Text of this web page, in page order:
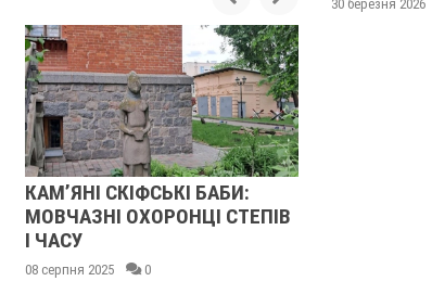
БАБИ:
СТЕПІВ
ЮРІЙ КОНДРАТЮК —
ФУНДАТОР
30 березня 2026